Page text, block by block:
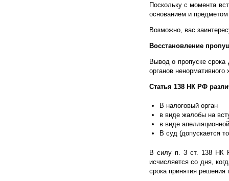
Поскольку с момента
основанием и предметом
Возможно, вас
Восстановление
Вывод о пропуске
органов ненормативного
Статья 138 НК РФ
В налоговый орган
в виде жалобы на
в виде
В суд (допускается
В силу п. 3 ст. 138 НК
исчисляется со дня,
срока принятия